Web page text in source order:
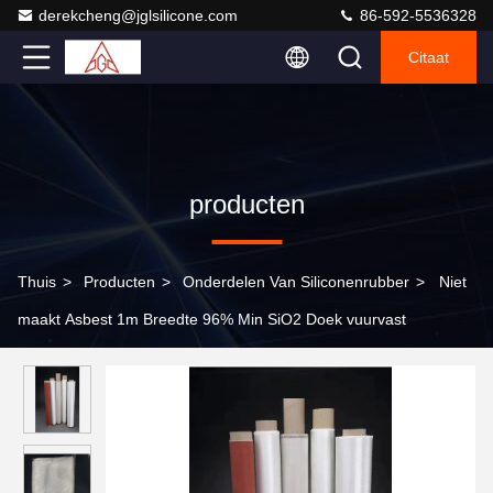
derekcheng@jglsilicone.com 86-592-5536328
Citaat
producten
Thuis > Producten > Onderdelen Van Siliconenrubber > Niet
maakt Asbest 1m Breedte 96% Min SiO2 Doek vuurvast